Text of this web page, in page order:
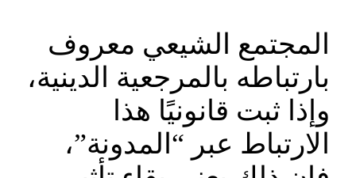
المجتمع الشيعي معروف
بارتباطه بالمرجعية الدينية،
وإذا ثبت قانونيًا هذا
الارتباط عبر “المدونة”،